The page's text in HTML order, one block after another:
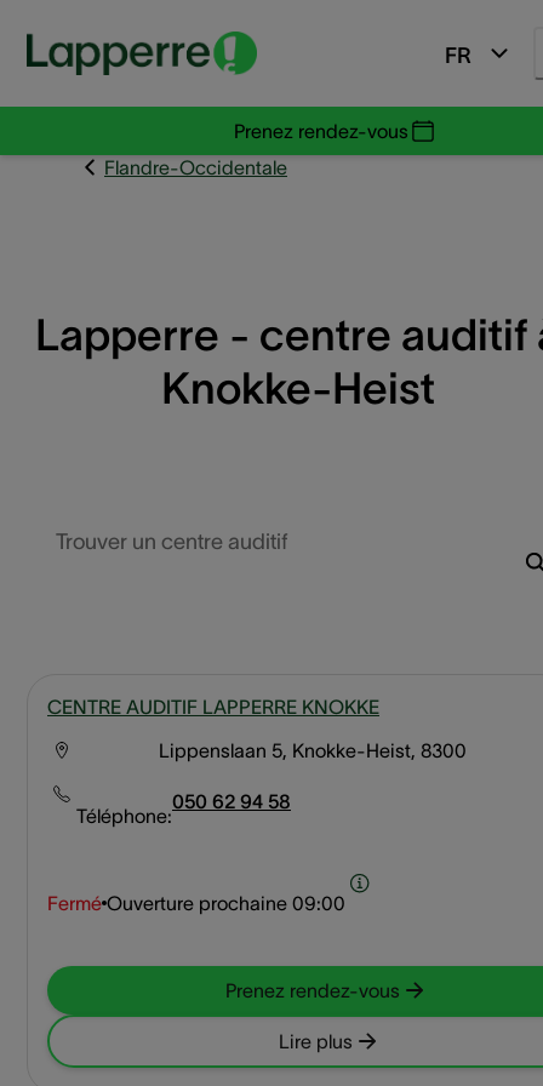
FR
Prenez rendez-vous
Flandre-Occidentale
Lapperre - centre auditif
Knokke-Heist
Trouver un centre auditif
CENTRE AUDITIF LAPPERRE KNOKKE
Lippenslaan 5, Knokke-Heist, 8300
Téléphone:
050 62 94 58
Fermé Ouverture prochaine 09:00
Prenez rendez-vous
Lire plus